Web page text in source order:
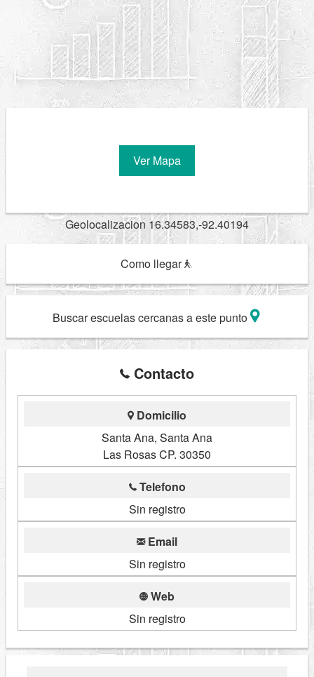
Ver Mapa
Geolocalizacion 16.34583,-92.40194
Como llegar
Buscar escuelas cercanas a este punto
Contacto
Domicilio
Santa Ana, Santa Ana
Las Rosas CP. 30350
Telefono
Sin registro
Email
Sin registro
Web
Sin registro